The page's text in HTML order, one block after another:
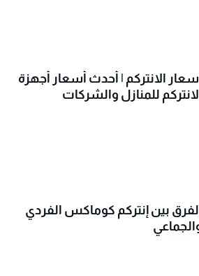
الانتركم | أحدث أسعار أجهزة
للمنازل والشركات
بين إنتركم كوماكس الفردي